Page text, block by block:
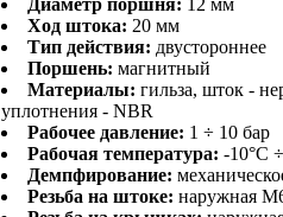
Ход штока: 20 мм
Тип действия: двустороннее
Поршень: магнитный
Материалы: гильза, шток -
уплотнения - NBR
Рабочее давление: 1 ÷ 10 бар
Рабочая температура: -10°C
Демпфирование:
Резьба на штоке: наружная